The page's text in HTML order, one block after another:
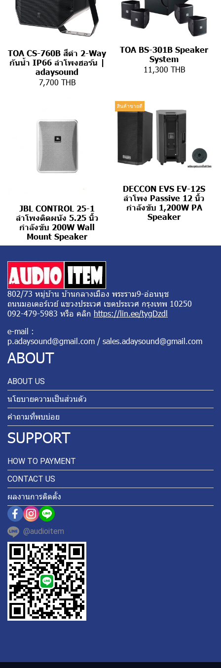
TOA CS-760B สีดำ 2-Way
กันน้ำ IP66 ลำโพงฮอร์น |
adaysound
7,700 THB
TOA BS-301B Speaker
System
11,300 THB
JBL CONTROL 25-1
ลำโพงติดผนัง 5.25 นิ้ว
กำลังขับ 200W Wall
Mount Speaker
สินค้าขายดี
DECCON EVS EV-12S
ลำโพง Passive 12 นิ้ว
กำลังขับ 1,200W PA
Speaker
802/73 หมู่บ้าน บ้านกลางเมือง พระราม9-อ่อนนุช
ถนนมอเตอร์เวย์ แขวงประเวศ เขตประเวศ กรุงเทพ 10250
092-479-5983 หรือ คลิก https://lin.ee/tygDzdl
e-mail :
p.adaysound@gmail.com / sales.adaysound@gmail.com
ABOUT
ABOUT US
นโยบายความเป็นส่วนตัว
คำถามที่พบบ่อย
SUPPORT
HOW TO PAYMENT
CONTACT US
ผลงานการติดตั้ง
@audioitem